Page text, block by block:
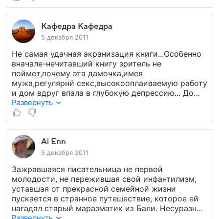
Кафедра Кафедра
5 декабря 2011
Не самая удачная экранизация книги...Особенно
вначале-нечитавший книгу зритель не
поймет,почему эта дамочка,имея
мужа,регулярнй секс,высокооплаиваемую работу
и дом вдруг впала в глубокую депрессию... До
Бали я вообще засыпала на фильме, но часть с
Бали прикольная - Хавьер Бардем ("вечный
гид",потрясающе сыгравший еще в фильме
"Вики,Кристина,Барселона") в своем образе,
особенно его зайчик - типичное бразильское
обращение в девушкам (чтобы не запутаться в
именах) :)) Так что если читали книгу-
посмотрите фильм,в некоторые моменты даже
всплакнуть хочется. А если не читали,лучш все-
таки отложить просмотр фильма и сначала
ознакомиться с этимм бестселлером. В общем
типичный девчачий фильм,для милого
Развернуть
Al Enn
5 декабря 2011
Зажравшаяся писательница не первой
молодости, не пережившая свой инфантилизм,
уставшая от прекрасной семейной жизни
пускается в странное путешествие, которое ей
нагадал старый маразматик из Бали. Несуразные